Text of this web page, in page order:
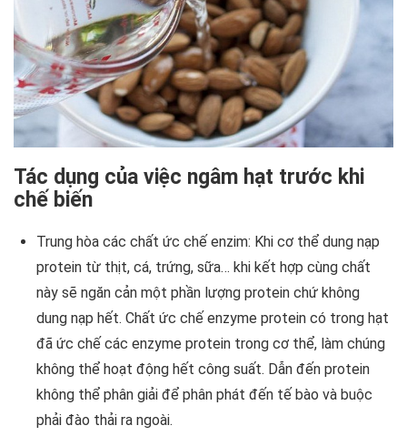
Tác dụng của việc ngâm hạt trước khi
chế biến
Trung hòa các chất ức chế enzim: Khi cơ thể dung nạp
protein từ thịt, cá, trứng, sữa… khi kết hợp cùng chất
này sẽ ngăn cản một phần lượng protein chứ không
dung nạp hết. Chất ức chế enzyme protein có trong hạt
đã ức chế các enzyme protein trong cơ thể, làm chúng
không thể hoạt động hết công suất. Dẫn đến protein
không thể phân giải để phân phát đến tế bào và buộc
phải đào thải ra ngoài.